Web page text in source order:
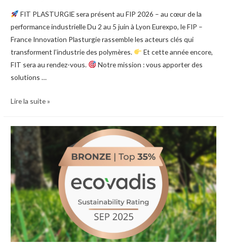
FIT PLASTURGIE sera présent au FIP 2026 – au cœur de la
performance industrielle Du 2 au 5 juin à Lyon Eurexpo, le FIP –
France Innovation Plasturgie rassemble les acteurs clés qui
transforment l’industrie des polymères.
Et cette année encore,
FIT sera au rendez-vous.
Notre mission : vous apporter des
solutions …
Rendez-
au
2
au
5
juin
2026
Lire la suite »